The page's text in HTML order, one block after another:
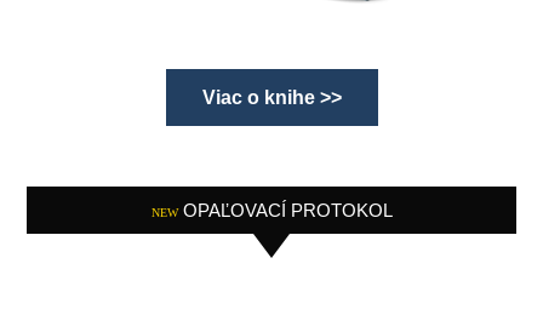
Viac o knihe >>
NEW OPAĽOVACÍ PROTOKOL